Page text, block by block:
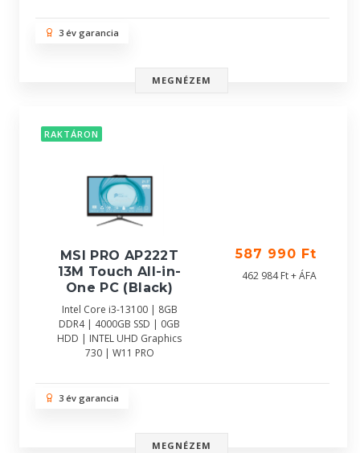
3 év garancia
MEGNÉZEM
RAKTÁRON
MSI PRO AP222T
13M Touch All-in-
One PC (Black)
Intel Core i3-13100 | 8GB
DDR4 | 4000GB SSD | 0GB
HDD | INTEL UHD Graphics
730 | W11 PRO
587 990 Ft
462 984 Ft + ÁFA
3 év garancia
MEGNÉZEM